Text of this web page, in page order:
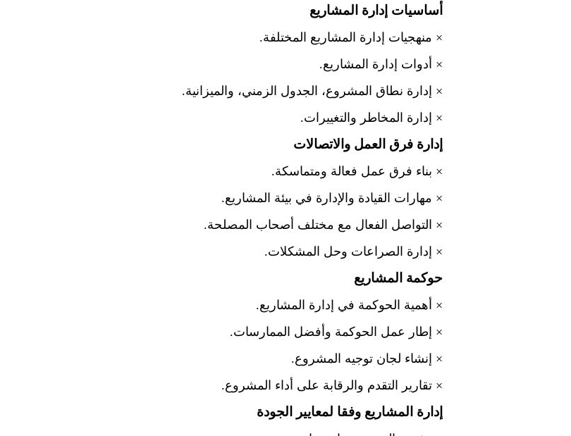
أساسيات إدارة المشاريع
× منهجيات إدارة المشاريع المختلفة.
× أدوات إدارة المشاريع.
× إدارة نطاق المشروع، الجدول الزمني، والميزانية.
× إدارة المخاطر والتغييرات.
إدارة فرق العمل والاتصالات
× بناء فرق عمل فعالة ومتماسكة.
× مهارات القيادة والإدارة في بيئة المشاريع.
× التواصل الفعال مع مختلف أصحاب المصلحة.
× إدارة الصراعات وحل المشكلات.
حوكمة المشاريع
× أهمية الحوكمة في إدارة المشاريع.
× إطار عمل الحوكمة وأفضل الممارسات.
× إنشاء لجان توجيه المشروع.
× تقارير التقدم والرقابة على أداء المشروع.
إدارة المشاريع وفقا لمعايير الجودة